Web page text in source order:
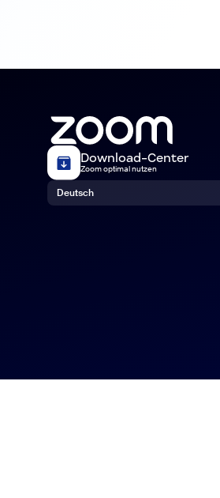
Download-Center
Zoom optimal nutzen
Deutsch